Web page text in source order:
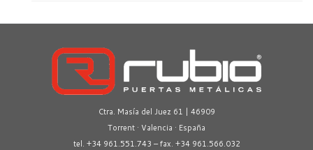
Ctra. Masía del Juez 61 | 46909
Torrent · Valencia · España
tel. +34 961.551.743 – fax. +34 961.566.032